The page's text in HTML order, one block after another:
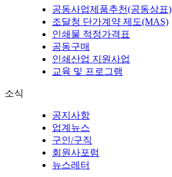
공동사업제품추천(공동상표)
조달청 단가계약 제도(MAS)
인쇄물 적정가격표
공동구매
인쇄산업 지원사업
교육 및 프로그램
소식
공지사항
업계뉴스
구인/구직
회원사포럼
뉴스레터